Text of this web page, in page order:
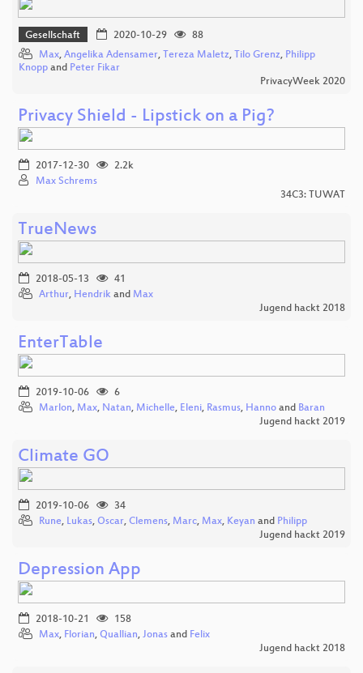
Gesellschaft 2020-10-29
88
Max, Angelika Adensamer, Tereza Maletz, Tilo Grenz, Philipp
Knopp and Peter Fikar
PrivacyWeek 2020
Privacy Shield - Lipstick on a Pig?
2017-12-30
2.2k
Max Schrems
34C3: TUWAT
TrueNews
2018-05-13
41
Arthur, Hendrik and Max
Jugend hackt 2018
EnterTable
2019-10-06
6
Marlon, Max, Natan, Michelle, Eleni, Rasmus, Hanno and Baran
Jugend hackt 2019
Climate GO
2019-10-06
34
Rune, Lukas, Oscar, Clemens, Marc, Max, Keyan and Philipp
Jugend hackt 2019
Depression App
2018-10-21
158
Max, Florian, Quallian, Jonas and Felix
Jugend hackt 2018